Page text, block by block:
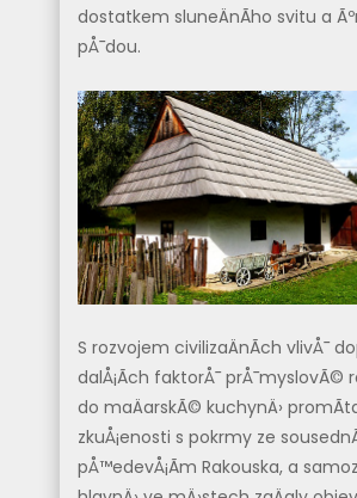
dostatkem sluneÄnÃ­ho svitu a
pÅ¯dou.
S rozvojem civilizaÄnÃ­ch vlivÅ¯
dalÅ¡Ã­ch faktorÅ¯ prÅ¯myslovÃ©
do maÄarskÃ© kuchynÄ›
zkuÅ¡enosti s pokrmy ze
pÅ™edevÅ¡Ã­m Rakouska, a